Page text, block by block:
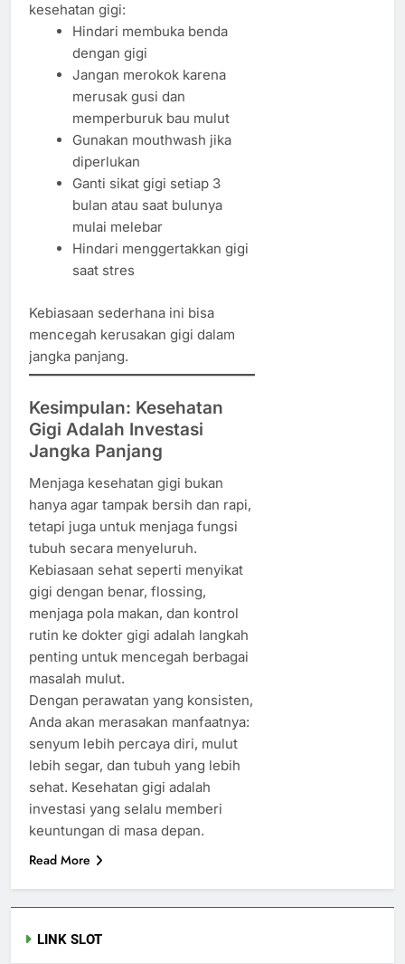
kesehatan gigi:
Hindari membuka benda
dengan gigi
Jangan merokok karena
merusak gusi dan
memperburuk bau mulut
Gunakan mouthwash jika
diperlukan
Ganti sikat gigi setiap 3
bulan atau saat bulunya
mulai melebar
Hindari menggertakkan gigi
saat stres
Kebiasaan sederhana ini bisa
mencegah kerusakan gigi dalam
jangka panjang.
Kesimpulan: Kesehatan
Gigi Adalah Investasi
Jangka Panjang
Menjaga kesehatan gigi bukan
hanya agar tampak bersih dan rapi,
tetapi juga untuk menjaga fungsi
tubuh secara menyeluruh.
Kebiasaan sehat seperti menyikat
gigi dengan benar, flossing,
menjaga pola makan, dan kontrol
rutin ke dokter gigi adalah langkah
penting untuk mencegah berbagai
masalah mulut.
Dengan perawatan yang konsisten,
Anda akan merasakan manfaatnya:
senyum lebih percaya diri, mulut
lebih segar, dan tubuh yang lebih
sehat. Kesehatan gigi adalah
investasi yang selalu memberi
keuntungan di masa depan.
Read More
LINK SLOT